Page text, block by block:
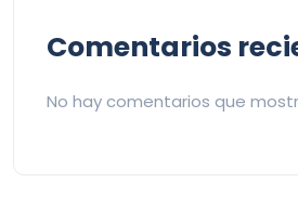
Comentarios
No hay comentarios que